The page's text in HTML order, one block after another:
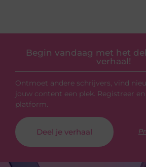
Begin vandaag met het
verhaal!
Ontmoet andere schrijvers, vind
jouw content een plek. Registreer
platform.
Deel je verhaal